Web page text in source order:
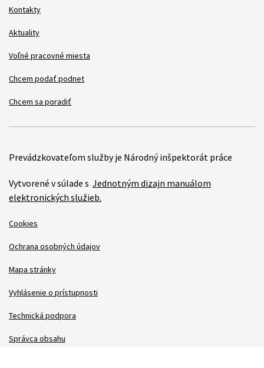
Kontakty
Aktuality
Voľné pracovné miesta
Chcem podať podnet
Chcem sa poradiť
Prevádzkovateľom služby je Národný inšpektorát práce
Vytvorené v súlade s Jednotným dizajn manuálom
elektronických služieb.
Cookies
Ochrana osobných údajov
Mapa stránky
Vyhlásenie o prístupnosti
Technická podpora
Správca obsahu